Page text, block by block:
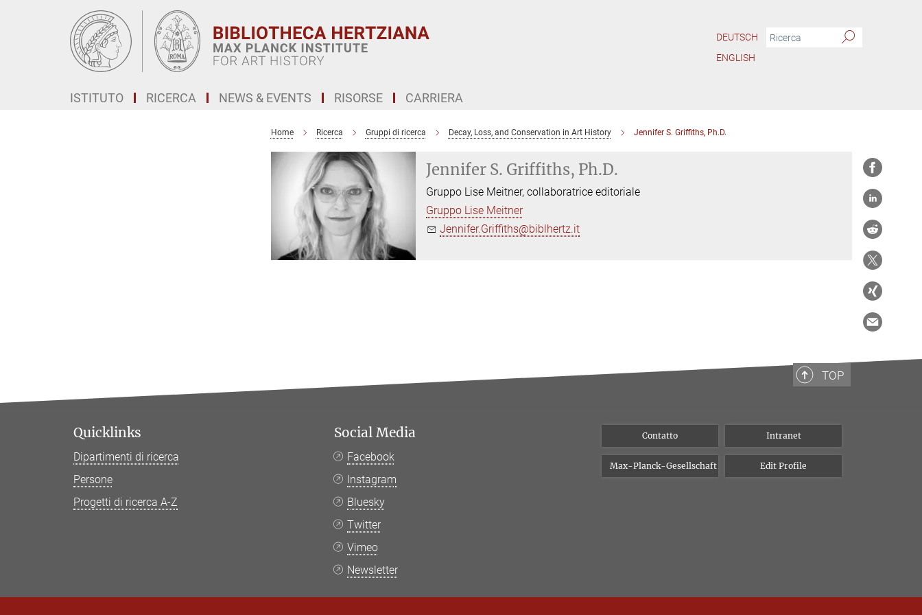
DEUTSCH
ENGLISH
ISTITUTO RICERCA NEWS & EVENTS RISORSE CARRIERA
Home Ricerca Gruppi di ricerca Decay, Loss, and Conservation in Art History Jennifer S. Griffiths, Ph.D.
Jennifer S. Griffiths, Ph.D.
Gruppo Lise Meitner, collaboratrice editoriale
Gruppo Lise Meitner
Jennifer.Griffiths@biblhertz.it
TOP
Quicklinks
Dipartimenti di ricerca
Persone
Progetti di ricerca A-Z
Social Media
Facebook
Instagram
Bluesky
Twitter
Vimeo
Newsletter
Contatto Intranet
Max-Planck-Gesellschaft Edit Profile